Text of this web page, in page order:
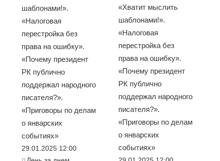
шаблонами!».
«Налоговая
перестройка без
права на ошибку».
«Почему президент
РК публично
поддержал народного
писателя?».
«Приговоры по делам
о январских
событиях»
29.01.2025 12:00
«Хватит мыслить
шаблонами!».
«Налоговая
перестройка без
права на ошибку».
«Почему президент
РК публично
поддержал народного
писателя?».
«Приговоры по делам
о январских
событиях»